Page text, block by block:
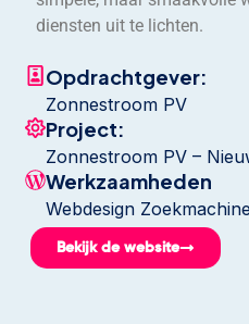
diensten uit te lichten.
Opdrachtgever:
Zonnestroom PV
Project:
Zonnestroom PV –
Werkzaamheden
Webdesign
Bekijk de website